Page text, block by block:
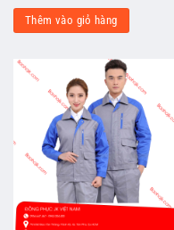
Thêm vào giỏ hàng